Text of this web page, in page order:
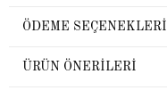
ÖDEME SEÇENEKLERI
ÜRÜN ÖNERILERI